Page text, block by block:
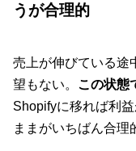
うが合理的
売上が伸びている途
望もない。 この状態
Shopifyに移れば利
ままがいちばん合理